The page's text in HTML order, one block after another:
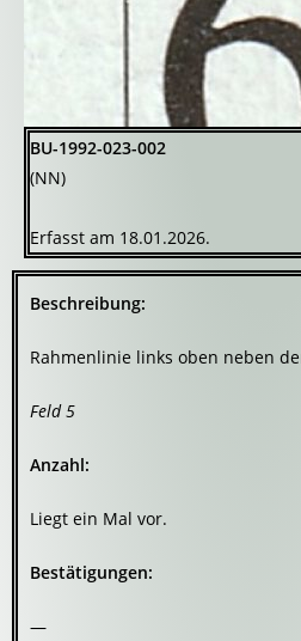
BU-1992-023-002
(NN)
Erfasst am 18.01.2026.
Beschreibung:
Rahmenlinie links oben neben
Feld 5
Anzahl:
Liegt ein Mal vor.
Bestätigungen:
—